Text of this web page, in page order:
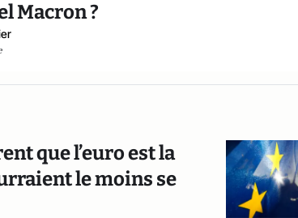
Macron ?
que l’euro est la
le moins se